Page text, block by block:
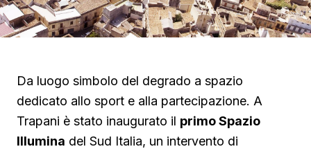
Da luogo simbolo del degrado a spazio
dedicato allo sport e alla partecipazione. A
Trapani è stato inaugurato il primo Spazio
Illumina del Sud Italia, un intervento di